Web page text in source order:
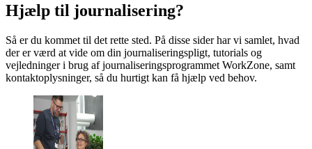
Hjælp til journalisering?
Så er du kommet til det rette sted. På disse sider har vi samlet, hvad
der er værd at vide om din journaliseringspligt, tutorials og
vejledninger i brug af journaliseringsprogrammet WorkZone, samt
kontaktoplysninger, så du hurtigt kan få hjælp ved behov.